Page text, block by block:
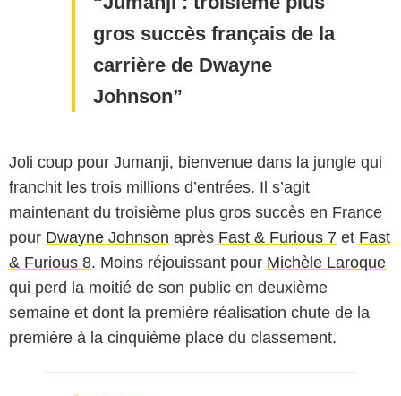
gros succès français de la
carrière de Dwayne
Johnson
Joli coup pour Jumanji, bienvenue dans la jungle qui
franchit les trois millions d’entrées. Il s’agit
maintenant du troisième plus gros succès en France
pour Dwayne Johnson après Fast & Furious 7 et Fast
& Furious 8. Moins réjouissant pour Michèle Laroque
qui perd la moitié de son public en deuxième
semaine et dont la première réalisation chute de la
première à la cinquième place du classement.